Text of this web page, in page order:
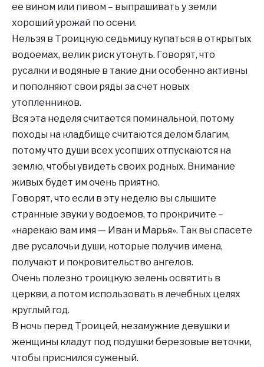
ее вином или пивом – выпрашивать у земли
хороший урожай по осени.
Нельзя в Троицкую седьмицу купаться в открытых
водоемах, велик риск утонуть. Говорят, что
русалки и водяные в такие дни особенно активны
и пополняют свои ряды за счет новых
утопленников.
Вся эта неделя считается поминальной, потому
походы на кладбище считаются делом благим,
потому что души всех усопших отпускаются на
землю, чтобы увидеть своих родных. Внимание
живых будет им очень приятно.
Говорят, что если в эту неделю вы слышите
странные звуки у водоемов, то прокричите –
«нарекаю вам имя — Иван и Марья». Так вы спасете
две русалочьи души, которые получив имена,
получают и покровительство ангелов.
Очень полезно троицкую зелень освятить в
церкви, а потом использовать в лечебных целях
круглый год.
В ночь перед Троицей, незамужние девушки и
женщины кладут под подушки березовые веточки,
чтобы приснился суженый.